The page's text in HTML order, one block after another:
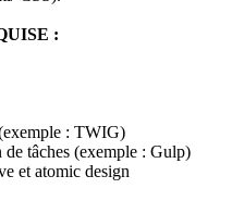
:
: TWIG)
tâches (exemple : Gulp)
et atomic design